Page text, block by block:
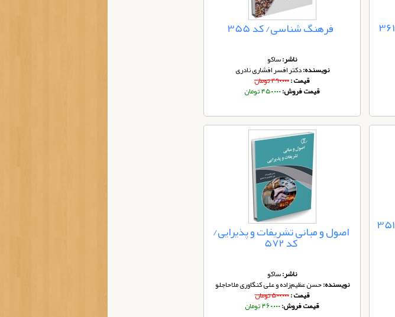
فرهنگ شناسی/ کد 355
ناشر:ساکو
نویسنده:دکتر افسر افشاری نادری
قیمت :۴۹۰,۰۰۰ تومان
قیمت فروش:۴۵۰,۰۰۰ تومان
اصول و مبانی تشریفات و پذیرایی/
کد 572
ناشر:ساکو
نویسنده:حسن عظیم‌زاده و علی کنگاوری ملاحاجلو
قیمت :۵۰۰,۰۰۰ تومان
قیمت فروش:۴۶۰,۰۰۰ تومان